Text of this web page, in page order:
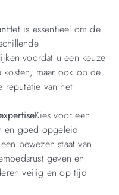
Het is essentieel om de
voordat u een keuze
kosten, maar ook op de
reputatie van het
Kies voor een
en goed opgeleid
bewezen staat van
geven en
veilig en op tijd